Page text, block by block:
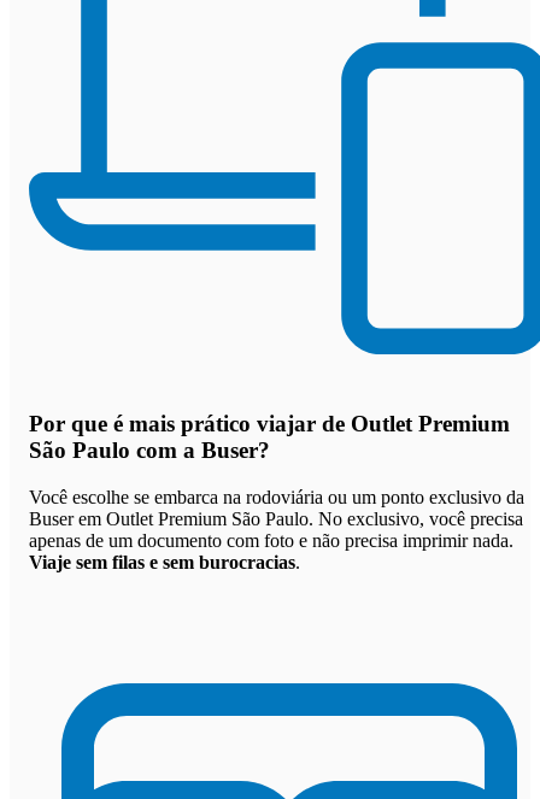
Por que é mais prático viajar de Outlet Premium
São Paulo com a Buser?
Você escolhe se embarca na rodoviária ou um ponto exclusivo da
Buser em Outlet Premium São Paulo. No exclusivo, você precisa
apenas de um documento com foto e não precisa imprimir nada.
Viaje sem filas e sem burocracias.